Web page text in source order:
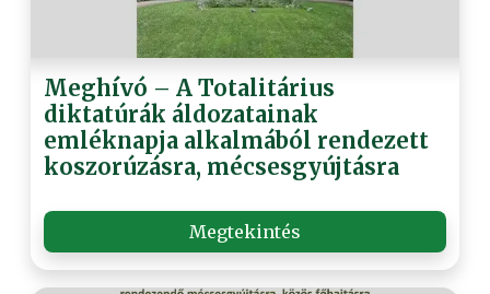
Meghívó – A Totalitárius
diktatúrák áldozatainak
emléknapja alkalmából rendezett
koszorúzásra, mécsesgyújtásra
Megtekintés